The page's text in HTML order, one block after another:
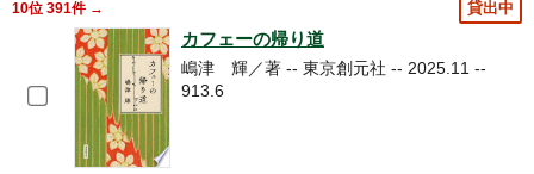
貸出中
10位 391件 →
カフェーの帰り道
嶋津 輝／著 -- 東京創元社 -- 2025.11 --
913.6